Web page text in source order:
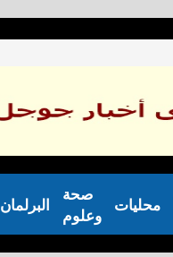
البرلمان
صحة
وعلوم
محليات